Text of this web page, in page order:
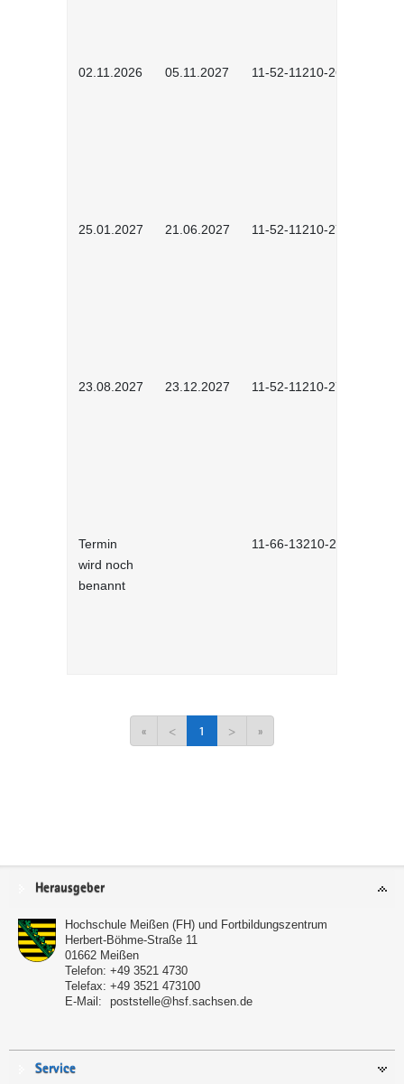
02.11.2026 05.11.2027 11-52-11210-2604
25.01.2027 21.06.2027 11-52-11210-2701
23.08.2027 23.12.2027 11-52-11210-2702
Termin
wird noch
benannt
11-66-13210-2701
« < 1 > »
Service
Herausgeber
Hochschule Meißen (FH) und Fortbildungszentrum
Herbert-Böhme-Straße 11
01662 Meißen
Telefon: +49 3521 4730
Telefax: +49 3521 473100
E-Mail:
poststelle@hsf.sachsen.de
Service